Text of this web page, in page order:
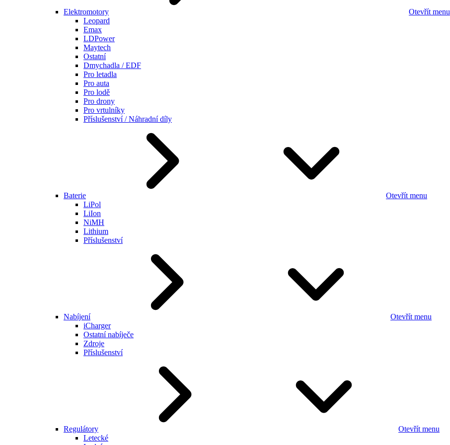
Elektromotory
Otevřít menu
Leopard
Emax
LDPower
Maytech
Ostatní
Dmychadla / EDF
Pro letadla
Pro auta
Pro lodě
Pro drony
Pro vrtulníky
Příslušenství / Náhradní díly
Baterie
Otevřít menu
LiPol
LiIon
NiMH
Lithium
Příslušenství
Nabíjení
Otevřít menu
iCharger
Ostatní nabíječe
Zdroje
Příslušenství
Regulátory
Otevřít menu
Letecké